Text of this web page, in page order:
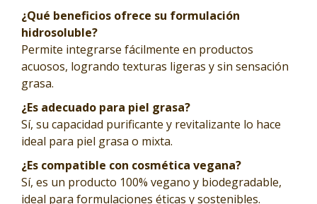
¿Qué beneficios ofrece su formulación
hidrosoluble?
Permite integrarse fácilmente en productos
acuosos, logrando texturas ligeras y sin sensación
grasa.
¿Es adecuado para piel grasa?
Sí, su capacidad purificante y revitalizante lo hace
ideal para piel grasa o mixta.
¿Es compatible con cosmética vegana?
Sí, es un producto 100% vegano y biodegradable,
ideal para formulaciones éticas y sostenibles.